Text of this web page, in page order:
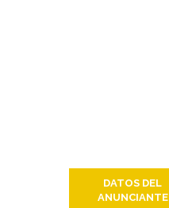
DATOS DEL
ANUNCIANTE